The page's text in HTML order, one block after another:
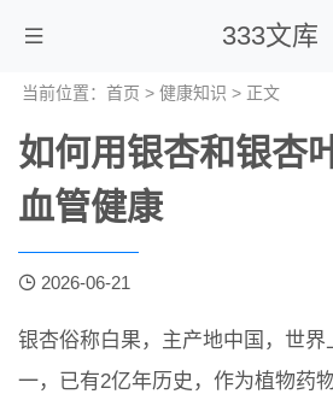
333文库
当前位置： 首页 > 健康知识 > 正文
如何用银杏和银杏
血管健康
2026-06-21
银杏俗称白果，主产地中国，世界
一，已有2亿年历史，作为植物药